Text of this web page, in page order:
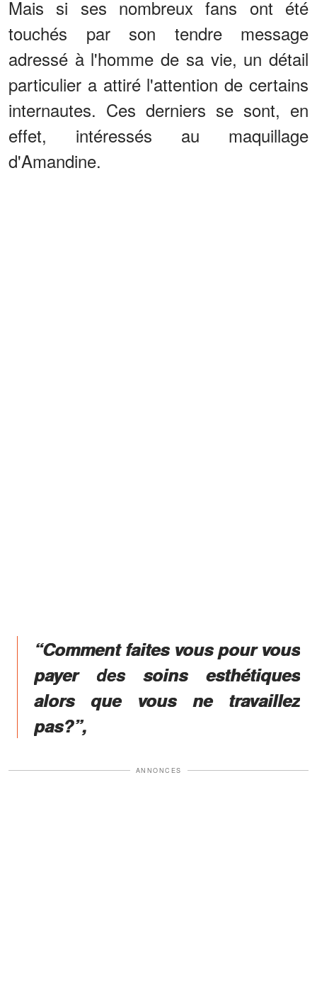
Mais si ses nombreux fans ont été
touchés par son tendre message
adressé à l'homme de sa vie, un détail
particulier a attiré l'attention de certains
internautes. Ces derniers se sont, en
effet, intéressés au maquillage
d'Amandine.
“Comment faites vous pour vous
payer des soins esthétiques
alors que vous ne travaillez
pas?”,
ANNONCES